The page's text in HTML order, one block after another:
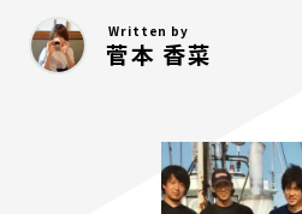
Written by
菅本 香菜